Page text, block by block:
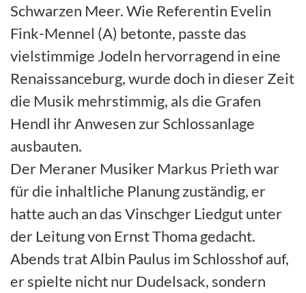
Schwarzen Meer. Wie Referentin Evelin
Fink-Mennel (A) betonte, passte das
vielstimmige Jodeln hervorragend in eine
Renaissanceburg, wurde doch in dieser Zeit
die Musik mehrstimmig, als die Grafen
Hendl ihr Anwesen zur Schlossanlage
ausbauten.
Der Meraner Musiker Markus Prieth war
für die inhaltliche Planung zuständig, er
hatte auch an das Vinschger Liedgut unter
der Leitung von Ernst Thoma gedacht.
Abends trat Albin Paulus im Schlosshof auf,
er spielte nicht nur Dudelsack, sondern